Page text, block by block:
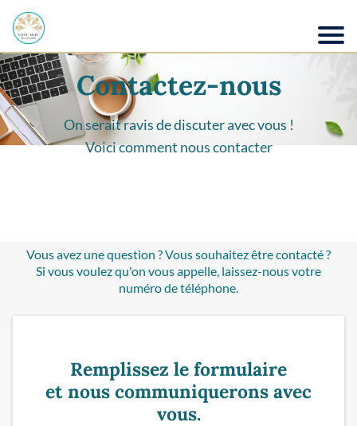
Contactez-nous
On serait ravis de discuter avec vous !
Voici comment nous contacter
Vous avez une question ? Vous souhaitez être contacté ?
Si vous voulez qu'on vous appelle, laissez-nous votre
numéro de téléphone.
Remplissez le formulaire
et nous communiquerons avec
vous.